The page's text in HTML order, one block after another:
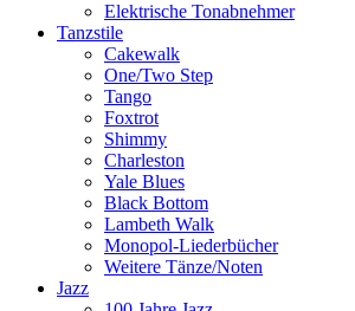
Elektrische Tonabnehmer
Tanzstile
Cakewalk
One/Two Step
Tango
Foxtrot
Shimmy
Charleston
Yale Blues
Black Bottom
Lambeth Walk
Monopol-Liederbücher
Weitere Tänze/Noten
Jazz